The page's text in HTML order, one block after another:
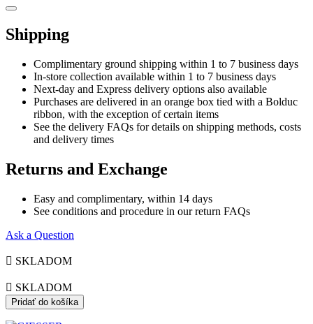
Shipping
Complimentary ground shipping within 1 to 7 business days
In-store collection available within 1 to 7 business days
Next-day and Express delivery options also available
Purchases are delivered in an orange box tied with a Bolduc
ribbon, with the exception of certain items
See the delivery FAQs for details on shipping methods, costs
and delivery times
Returns and Exchange
Easy and complimentary, within 14 days
See conditions and procedure in our return FAQs
Ask a Question
 SKLADOM
 SKLADOM
Pridať do košíka